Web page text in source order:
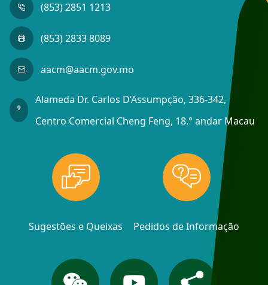
(853) 2851 1213
(853) 2833 8089
aacm@aacm.gov.mo
Alameda Dr. Carlos D’Assumpção, 336-342,
Centro Comercial Cheng Feng, 18.° andar Macau
Sugestões e Queixas Pedidos de Informação